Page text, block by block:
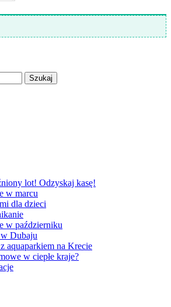
Szukaj
lot! Odzyskaj kasę!
w marcu
dla dzieci
w październiku
Dubaju
aquaparkiem na Krecie
w ciepłe kraje?